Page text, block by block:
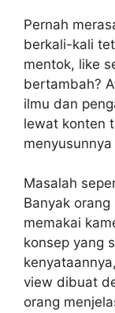
Pernah
berkali-kali
mentok, like
bertambah?
ilmu dan
lewat konten
Masalah
Banyak
memakai
konsep yang
view dibuat
orang